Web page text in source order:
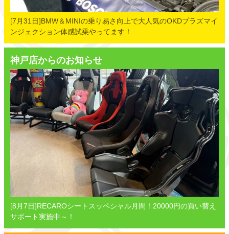
[7月31日]BMW＆MINIの乗り易さ向上で大人気のOKDプラズマイ
ンジェクション体感試乗やってます！
神戸店からのお知らせ
[8月7日]RECAROシートスッペシャル月間！20000円の買い替え
サポート実施中～！